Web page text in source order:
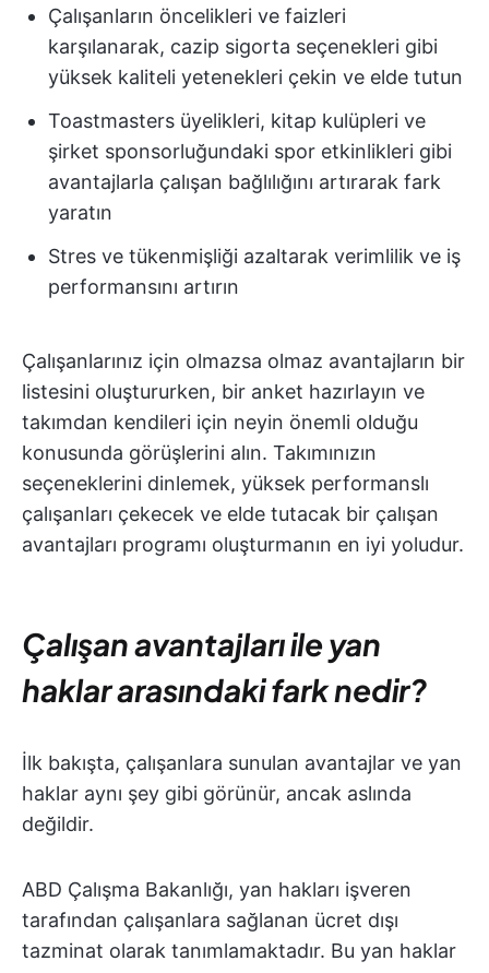
Çalışanların öncelikleri ve faizleri
karşılanarak, cazip sigorta seçenekleri gibi
yüksek kaliteli yetenekleri çekin ve elde tutun
Toastmasters üyelikleri, kitap kulüpleri ve
şirket sponsorluğundaki spor etkinlikleri gibi
avantajlarla çalışan bağlılığını artırarak fark
yaratın
Stres ve tükenmişliği azaltarak verimlilik ve iş
performansını artırın
Çalışanlarınız için olmazsa olmaz avantajların bir
listesini oluştururken, bir anket hazırlayın ve
takımdan kendileri için neyin önemli olduğu
konusunda görüşlerini alın. Takımınızın
seçeneklerini dinlemek, yüksek performanslı
çalışanları çekecek ve elde tutacak bir çalışan
avantajları programı oluşturmanın en iyi yoludur.
Çalışan avantajları ile yan
haklar arasındaki fark nedir?
İlk bakışta, çalışanlara sunulan avantajlar ve yan
haklar aynı şey gibi görünür, ancak aslında
değildir.
ABD Çalışma Bakanlığı, yan hakları işveren
tarafından çalışanlara sağlanan ücret dışı
tazminat olarak tanımlamaktadır. Bu yan haklar